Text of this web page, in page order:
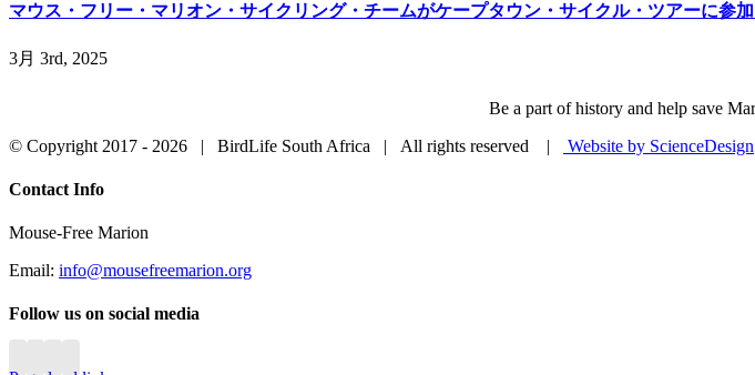
マウス・フリー・マリオン・サイクリング・チームがケープタウン・サイクル・ツアーに参
3月 3rd, 2025
Be a part of history and help save
© Copyright 2017 - 2026 | BirdLife South Africa | All rights reserved | Website by ScienceDesign
Close
Bar
Contact Info
Mouse-Free Marion
Email: info@mousefreemarion.org
Follow us on social media